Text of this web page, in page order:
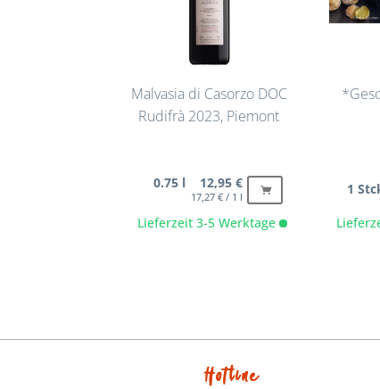
Malvasia di Casorzo DOC
Rudifrà 2023, Piemont
Lieferzeit 3-5 Werktage
0.75 l 12,95 €
17,27 € / 1 l 1
Hotline